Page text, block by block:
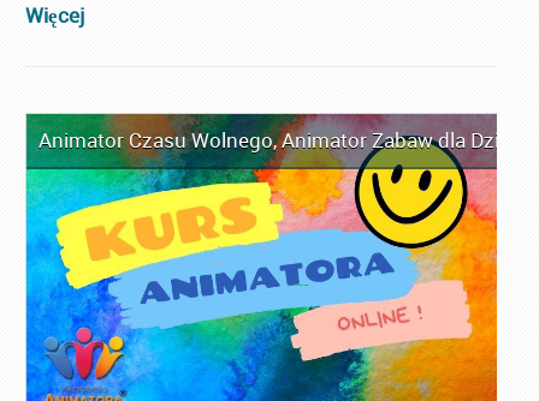
Więcej
Animator Czasu Wolnego,Animator Zabaw dla Dzieci